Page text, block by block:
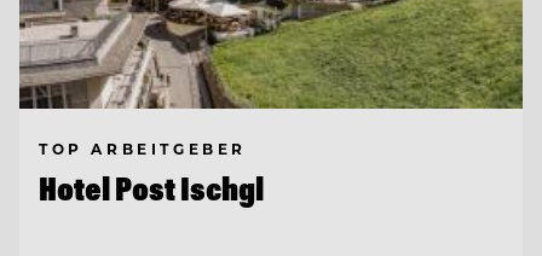
TOP ARBEITGEBER
Hotel Post Ischgl